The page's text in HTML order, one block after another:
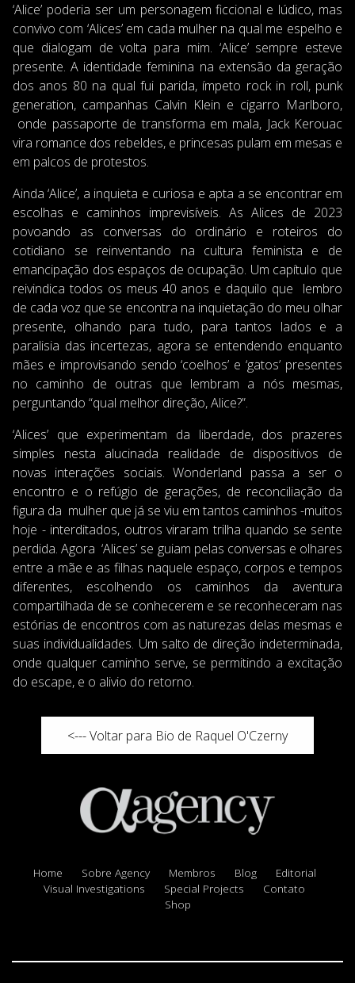
‘Alice’ poderia ser um personagem ficcional e lúdico, mas
convivo com ‘Alices’ em cada mulher na qual me espelho e
que dialogam de volta para mim. ‘Alice’ sempre esteve
presente. A identidade feminina na extensão da geração
dos anos 80 na qual fui parida, ímpeto rock in roll, punk
generation, campanhas Calvin Klein e cigarro Marlboro,
onde passaporte de transforma em mala, Jack Kerouac
vira romance dos rebeldes, e princesas pulam em mesas e
em palcos de protestos.
Ainda ‘Alice’, a inquieta e curiosa e apta a se encontrar em
escolhas e caminhos imprevisíveis. As Alices de 2023
povoando as conversas do ordinário e roteiros do
cotidiano se reinventando na cultura feminista e de
emancipação dos espaços de ocupação. Um capítulo que
reivindica todos os meus 40 anos e daquilo que lembro
de cada voz que se encontra na inquietação do meu olhar
presente, olhando para tudo, para tantos lados e a
paralisia das incertezas, agora se entendendo enquanto
mães e improvisando sendo ‘coelhos’ e ‘gatos’ presentes
no caminho de outras que lembram a nós mesmas,
perguntando “qual melhor direção, Alice?”.
‘Alices’ que experimentam da liberdade, dos prazeres
simples nesta alucinada realidade de dispositivos de
novas interações sociais. Wonderland passa a ser o
encontro e o refúgio de gerações, de reconciliação da
figura da mulher que já se viu em tantos caminhos -muitos
hoje - interditados, outros viraram trilha quando se sente
perdida. Agora ‘Alices’ se guiam pelas conversas e olhares
entre a mãe e as filhas naquele espaço, corpos e tempos
diferentes, escolhendo os caminhos da aventura
compartilhada de se conhecerem e se reconheceram nas
estórias de encontros com as naturezas delas mesmas e
suas individualidades. Um salto de direção indeterminada,
onde qualquer caminho serve, se permitindo a excitação
do escape, e o alivio do retorno.
<--- Voltar para Bio de Raquel O'Czerny
Home Sobre Agency Membros Blog
Editorial
Visual Investigations
Special Projects
Contato
Shop